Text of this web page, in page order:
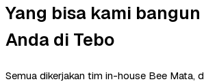
Yang bisa kami
Anda di Tebo
Semua dikerjakan tim in-house Bee Mata,